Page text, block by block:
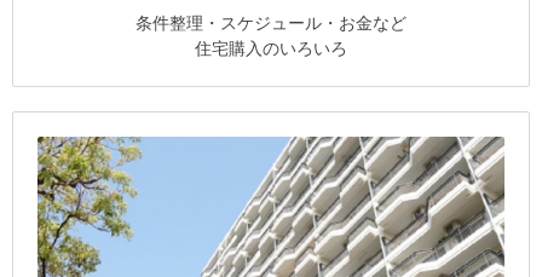
条件整理・スケジュール・お金など
住宅購入のいろいろ